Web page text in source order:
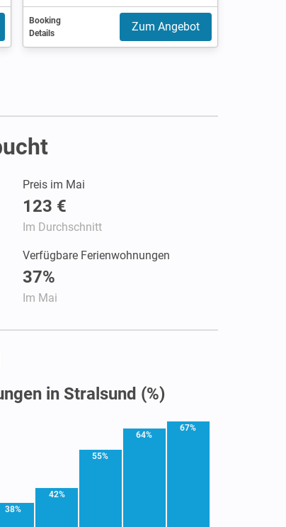
Booking
Details
Zum Angebot
Preis im Mai
123 €
Im Durchschnitt
Verfügbare Ferienwohnungen
37%
Im Mai
in Stralsund (%)
38%
42%
55%
64%
67%